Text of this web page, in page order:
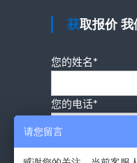
获取报价
您的姓名*
您的电话*
您的要求*
请您留言